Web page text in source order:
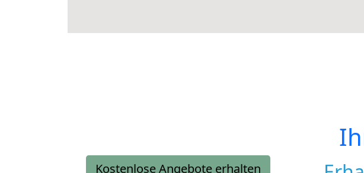
Kostenlose Angebote erhalten